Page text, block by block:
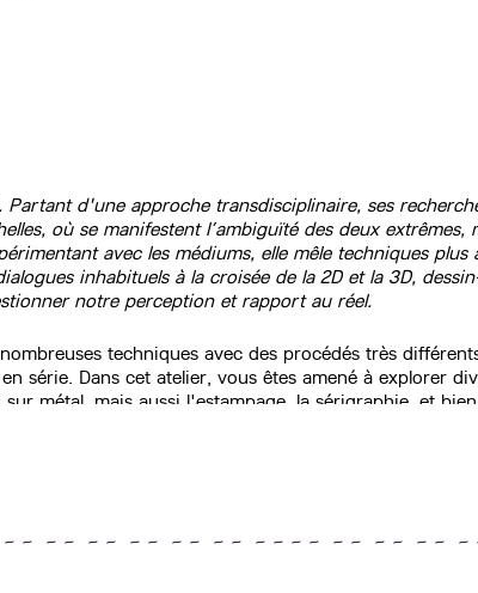
d'une approche transdisciplinaire, ses
où se manifestent l’ambiguïté des deux extrêmes,
avec les médiums, elle mêle techniques plus
inhabituels à la croisée de la 2D et la 3D,
notre perception et rapport au réel.
techniques avec des procédés très
série. Dans cet atelier, vous êtes amené à explorer
métal, mais aussi l'estampage, la sérigraphie, et
~ ~ ~ ~ ~ ~ ~ ~ ~ ~ ~ ~ ~ ~ ~ ~ ~ ~ ~ ~